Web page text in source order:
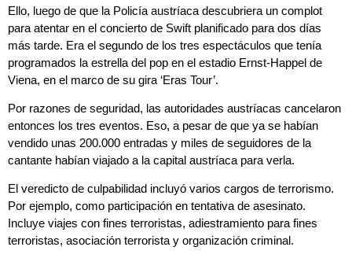
Ello, luego de que la Policía austríaca descubriera un complot
para atentar en el concierto de Swift planificado para dos días
más tarde. Era el segundo de los tres espectáculos que tenía
programados la estrella del pop en el estadio Ernst-Happel de
Viena, en el marco de su gira ‘Eras Tour’.
Por razones de seguridad, las autoridades austríacas cancelaron
entonces los tres eventos. Eso, a pesar de que ya se habían
vendido unas 200.000 entradas y miles de seguidores de la
cantante habían viajado a la capital austríaca para verla.
El veredicto de culpabilidad incluyó varios cargos de terrorismo.
Por ejemplo, como participación en tentativa de asesinato.
Incluye viajes con fines terroristas, adiestramiento para fines
terroristas, asociación terrorista y organización criminal.